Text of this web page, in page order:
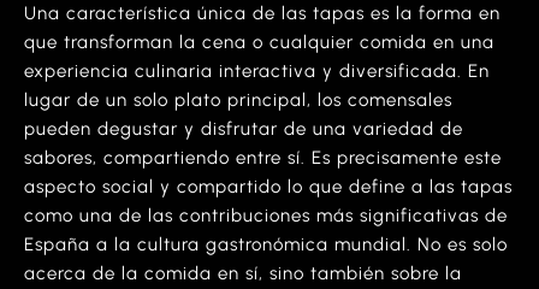
Una característica única de las tapas es la forma en
que transforman la cena o cualquier comida en una
experiencia culinaria interactiva y diversificada. En
lugar de un solo plato principal, los comensales
pueden degustar y disfrutar de una variedad de
sabores, compartiendo entre sí. Es precisamente este
aspecto social y compartido lo que define a las tapas
como una de las contribuciones más significativas de
España a la cultura gastronómica mundial. No es solo
acerca de la comida en sí, sino también sobre la